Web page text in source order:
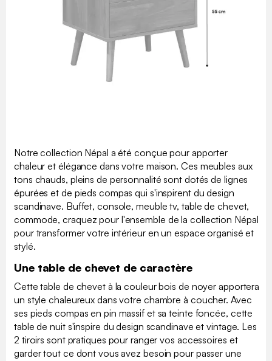
Notre collection Népal a été conçue pour apporter
chaleur et élégance dans votre maison. Ces meubles aux
tons chauds, pleins de personnalité sont dotés de lignes
épurées et de pieds compas qui s'inspirent du design
scandinave. Buffet, console, meuble tv, table de chevet,
commode, craquez pour l'ensemble de la collection Népal
pour transformer votre intérieur en un espace organisé et
stylé.
Une table de chevet de caractère
Cette table de chevet à la couleur bois de noyer apportera
un style chaleureux dans votre chambre à coucher. Avec
ses pieds compas en pin massif et sa teinte foncée, cette
table de nuit s'inspire du design scandinave et vintage. Les
2 tiroirs sont pratiques pour ranger vos accessoires et
garder tout ce dont vous avez besoin pour passer une